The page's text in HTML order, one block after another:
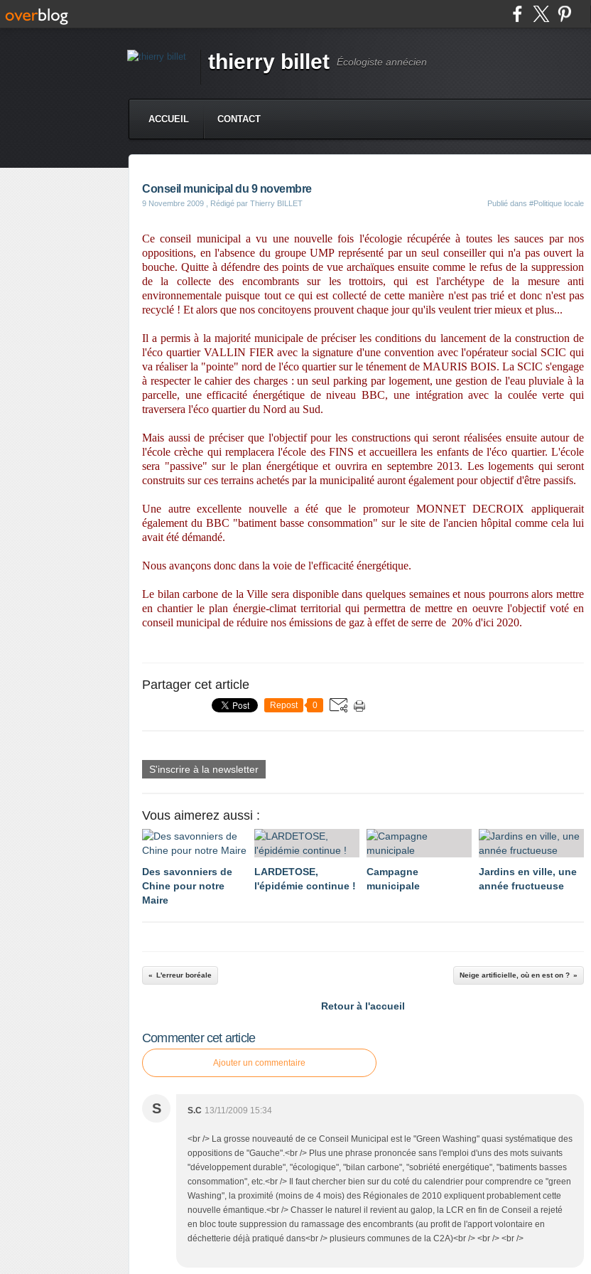
thierry billet Écologiste annécien
ACCUEIL CONTACT
Conseil municipal du 9 novembre
9 Novembre 2009 , Rédigé par Thierry BILLET Publié dans #Politique locale
Ce conseil municipal a vu une nouvelle fois l'écologie récupérée à toutes les sauces par nos
oppositions, en l'absence du groupe UMP représenté par un seul conseiller qui n'a pas ouvert la
bouche. Quitte à défendre des points de vue archaïques ensuite comme le refus de la suppression
de la collecte des encombrants sur les trottoirs, qui est l'archétype de la mesure anti
environnementale puisque tout ce qui est collecté de cette manière n'est pas trié et donc n'est pas
recyclé ! Et alors que nos concitoyens prouvent chaque jour qu'ils veulent trier mieux et plus...
Il a permis à la majorité municipale de préciser les conditions du lancement de la construction de
l'éco quartier VALLIN FIER avec la signature d'une convention avec l'opérateur social SCIC qui
va réaliser la "pointe" nord de l'éco quartier sur le ténement de MAURIS BOIS. La SCIC s'engage
à respecter le cahier des charges : un seul parking par logement, une gestion de l'eau pluviale à la
parcelle, une efficacité énergétique de niveau BBC, une intégration avec la coulée verte qui
traversera l'éco quartier du Nord au Sud.
Mais aussi de préciser que l'objectif pour les constructions qui seront réalisées ensuite autour de
l'école crèche qui remplacera l'école des FINS et accueillera les enfants de l'éco quartier. L'école
sera "passive" sur le plan énergétique et ouvrira en septembre 2013. Les logements qui seront
construits sur ces terrains achetés par la municipalité auront également pour objectif d'être passifs.
Une autre excellente nouvelle a été que le promoteur MONNET DECROIX appliquerait
également du BBC "batiment basse consommation" sur le site de l'ancien hôpital comme cela lui
avait été démandé.
Nous avançons donc dans la voie de l'efficacité énergétique.
Le bilan carbone de la Ville sera disponible dans quelques semaines et nous pourrons alors mettre
en chantier le plan énergie-climat territorial qui permettra de mettre en oeuvre l'objectif voté en
conseil municipal de réduire nos émissions de gaz à effet de serre de 20% d'ici 2020.
Partager cet article
Repost 0
S'inscrire à la newsletter
Vous aimerez aussi :
Des savonniers de
Chine pour notre
Maire
LARDETOSE,
l'épidémie continue !
Campagne
municipale
Jardins en ville, une
année fructueuse
L'erreur boréale Neige artificielle, où en est on ?
Retour à l'accueil
Commenter cet article
Ajouter un commentaire
S S.C 13/11/2009 15:34
<br /> La grosse nouveauté de ce Conseil Municipal est le "Green Washing" quasi systématique des
oppositions de "Gauche".<br /> Plus une phrase prononcée sans l'emploi d'uns des mots suivants
"développement durable", "écologique", "bilan carbone", "sobriété energétique", "batiments basses
consommation", etc.<br /> Il faut chercher bien sur du coté du calendrier pour comprendre ce "green
Washing", la proximité (moins de 4 mois) des Régionales de 2010 expliquent probablement cette
nouvelle émantique.<br /> Chasser le naturel il revient au galop, la LCR en fin de Conseil a rejeté
en bloc toute suppression du ramassage des encombrants (au profit de l'apport volontaire en
déchetterie déjà pratiqué dans<br /> plusieurs communes de la C2A)<br /> <br /> <br />